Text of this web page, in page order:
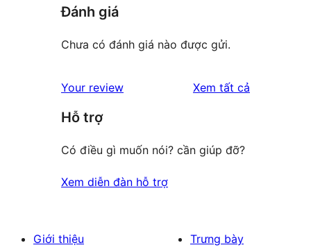
Đánh giá
Chưa có đánh giá nào được gửi.
Your review Xem tất cả
Hỗ trợ
Có điều gì muốn nói? cần giúp đỡ?
Xem diễn đàn hỗ trợ
Giới thiệu
Trưng bày